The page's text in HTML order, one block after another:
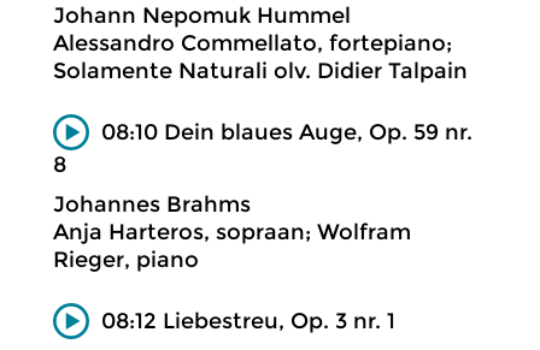
Johann Nepomuk Hummel
Alessandro Commellato, fortepiano;
Solamente Naturali olv. Didier Talpain
08:10 Dein blaues Auge, Op. 59 nr.
8
Johannes Brahms
Anja Harteros, sopraan; Wolfram
Rieger, piano
08:12 Liebestreu, Op. 3 nr. 1